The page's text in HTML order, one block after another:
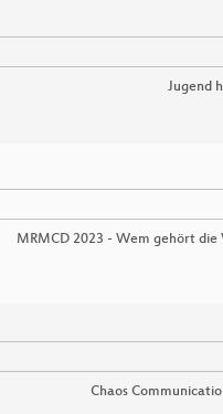
Jugend
MRMCD 2023 - Wem gehört
Chaos